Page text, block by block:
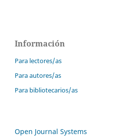
Información
Para lectores/as
Para autores/as
Para bibliotecarios/as
Open Journal Systems